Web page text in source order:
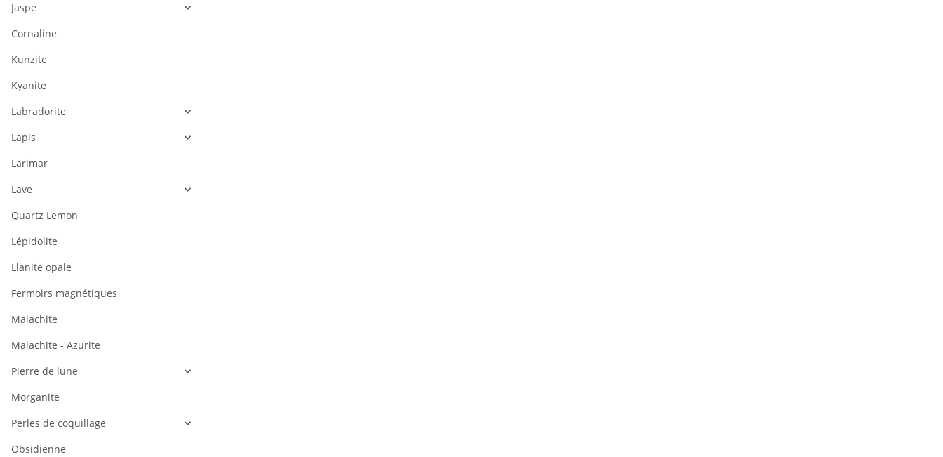
Jaspe
Cornaline
Kunzite
Kyanite
Labradorite
Lapis
Larimar
Lave
Quartz Lemon
Lépidolite
Llanite opale
Fermoirs magnétiques
Malachite
Malachite - Azurite
Pierre de lune
Morganite
Perles de coquillage
Obsidienne